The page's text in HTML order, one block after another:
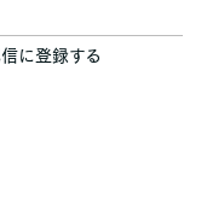
に登録する